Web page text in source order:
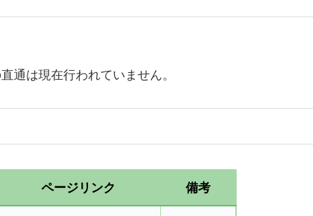
通は現在行われていません。
ページリンク 備考